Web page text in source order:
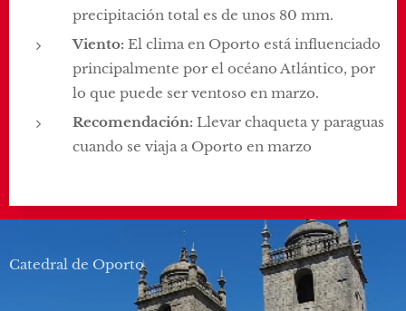
precipitación total es de unos 80 mm.
Viento: El clima en Oporto está influenciado
principalmente por el océano Atlántico, por
lo que puede ser ventoso en marzo.
Recomendación: Llevar chaqueta y paraguas
cuando se viaja a Oporto en marzo
Catedral de Oporto